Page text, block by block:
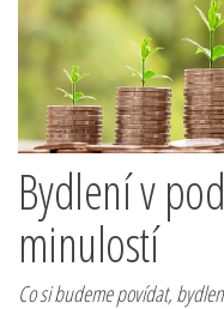
Bydlení v
minulostí
Co si budeme povídat,